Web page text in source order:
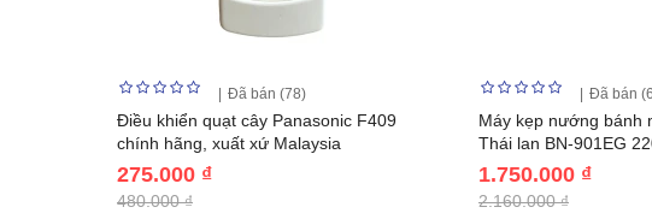
Đã bán (78)
Điều khiển quạt cây Panasonic F409
chính hãng, xuất xứ Malaysia
275.000 ₫
480.000 ₫
Đã bán
Máy kẹp nướng bánh
Thái lan BN-901EG
1.750.000 ₫
2.160.000 ₫